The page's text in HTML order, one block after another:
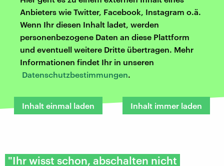
Anbieters wie Twitter, Facebook, Instagram o.ä.
Wenn Ihr diesen Inhalt ladet, werden
personenbezogene Daten an diese Plattform
und eventuell weitere Dritte übertragen. Mehr
Informationen findet Ihr in unseren
Datenschutzbestimmungen.
Inhalt einmal laden Inhalt immer laden
​"Ihr wisst schon, abschalten nicht